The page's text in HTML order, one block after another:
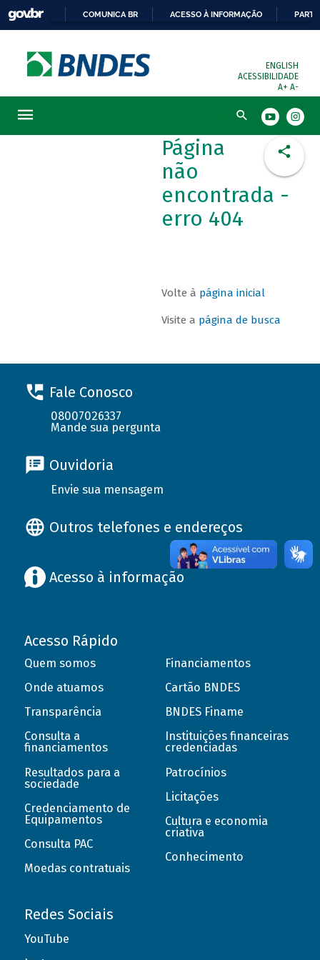
COMUNICA BR ACESSO À INFORMAÇÃO
ENGLISH
ACESSIBILIDADE
A+ A-
Busca
Página
não
encontrada -
erro 404
Volte à página inicial
Visite a página de busca
Fale Conosco
08007026337
Mande sua pergunta
Ouvidoria
Envie sua mensagem
Outros telefones e endereços
Acesso à informação
Acesso Rápido
Quem somos
Onde atuamos
Transparência
Consulta a
financiamentos
Resultados para a
sociedade
Credenciamento de
Equipamentos
Consulta PAC
Moedas contratuais
Financiamentos
Cartão BNDES
BNDES Finame
Instituições financeiras
credenciadas
Patrocínios
Licitações
Cultura e economia
criativa
Conhecimento
Redes Sociais
YouTube